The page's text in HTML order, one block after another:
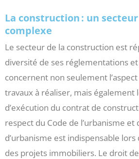
La construction : un
complexe
Le secteur de la construction est
diversité de ses réglementations
concernent non seulement
travaux à réaliser, mais également
d’exécution du contrat de
respect du Code de l’urbanisme et
d’urbanisme est indispensable
des projets immobiliers. Le droit